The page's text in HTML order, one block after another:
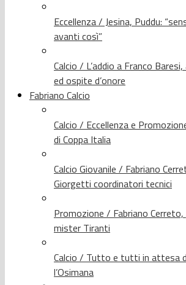
Eccellenza / Jesina, Puddu:
avanti così”
Calcio / L’addio a Franco
ed ospite d’onore
Fabriano Calcio
Calcio / Eccellenza e
di Coppa Italia
Calcio Giovanile / Fabriano
Giorgetti coordinatori tecnici
Promozione / Fabriano
mister Tiranti
Calcio / Tutto e tutti in attesa
l’Osimana